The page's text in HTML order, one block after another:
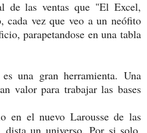
de las ventas que "El Excel,
cada vez que veo a un neófito
parapetandose en una tabla
una gran herramienta. Una
valor para trabajar las bases
en el nuevo Larousse de las
dista un universo. Por si solo,